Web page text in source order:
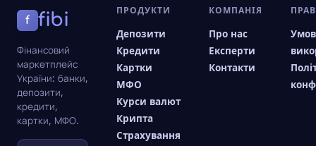
f fibi
Фінансовий
маркетплейс
України: банки,
депозити,
кредити,
картки, МФО.
ПРОДУКТИ
Депозити
Кредити
Картки
МФО
Курси валют
Крипта
Страхування
КОМПАНІЯ
Про нас
Експерти
Контакти